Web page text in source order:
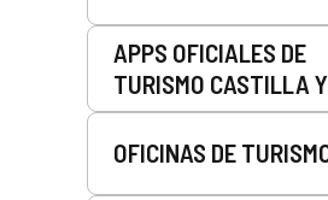
APPS OFICIALES DE
TURISMO CASTILLA
OFICINAS DE